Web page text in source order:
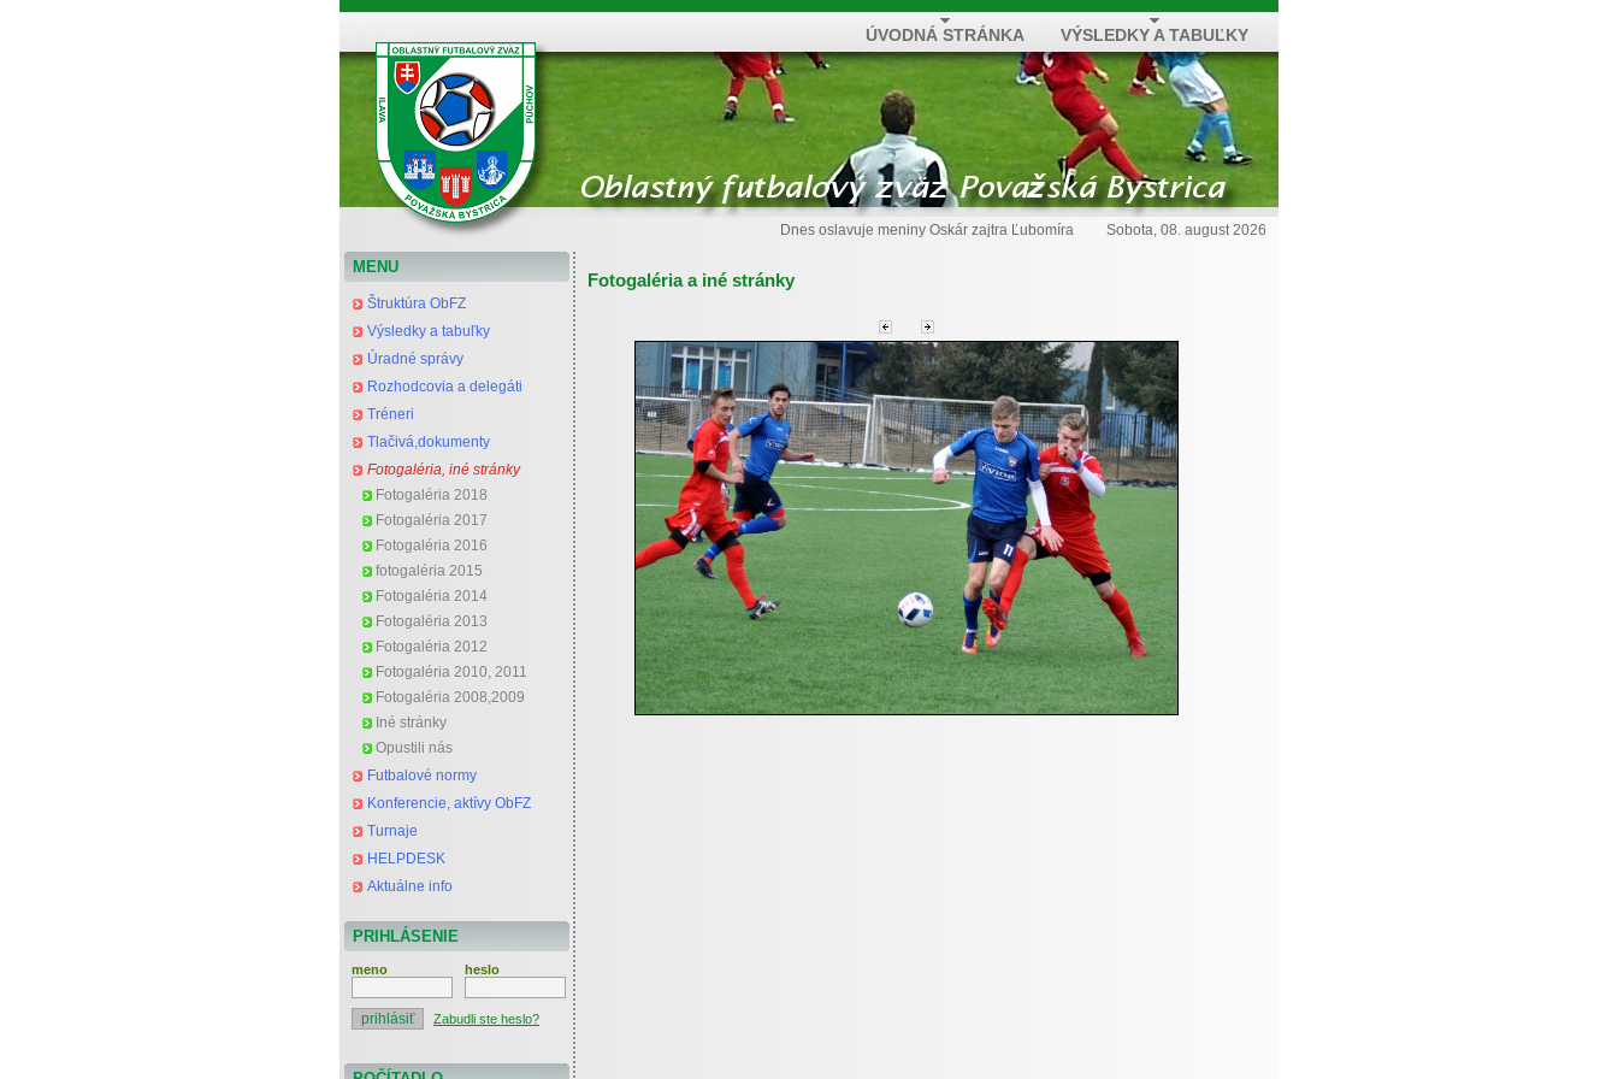
ÚVODNÁ STRÁNKA VÝSLEDKY A TABUĽKY
Dnes oslavuje meniny Oskár zajtra Ľubomíra Sobota, 08. august 2026
MENU
Štruktúra ObFZ
Výsledky a tabuľky
Úradné správy
Rozhodcovia a delegáti
Tréneri
Tlačivá,dokumenty
Fotogaléria, iné stránky
Fotogaléria 2018
Fotogaléria 2017
Fotogaléria 2016
fotogaléria 2015
Fotogaléria 2014
Fotogaléria 2013
Fotogaléria 2012
Fotogaléria 2010, 2011
Fotogaléria 2008,2009
Iné stránky
Opustili nás
Futbalové normy
Konferencie, aktívy ObFZ
Turnaje
HELPDESK
Aktuálne info
PRIHLÁSENIE
meno heslo
Zabudli ste heslo?
Fotogaléria a iné stránky